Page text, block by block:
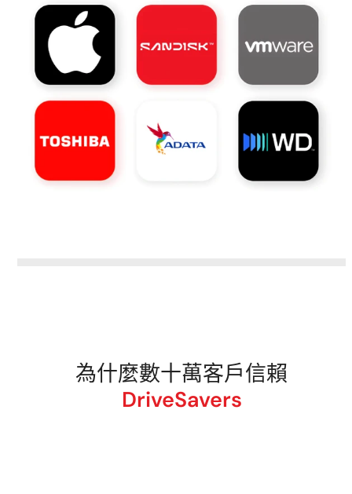
為什麼數十萬客戶信賴
DriveSavers